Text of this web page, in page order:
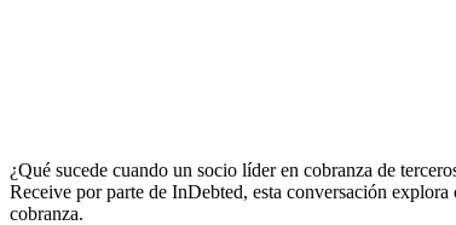
¿Qué sucede cuando un socio líder en cobranza de
Receive por parte de InDebted, esta conversación
cobranza.